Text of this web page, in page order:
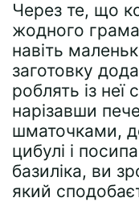
Через те, що
жодного
навіть
заготовку
роблять із неї
нарізавши
шматочками,
цибулі і
базиліка, ви
який